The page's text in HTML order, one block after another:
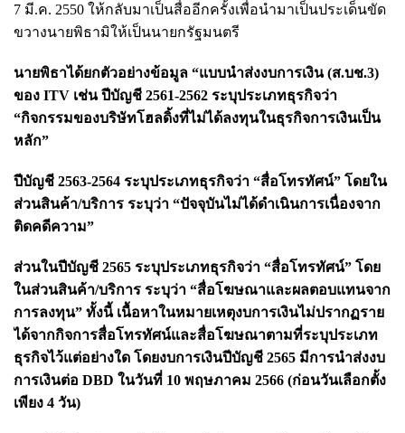
7 มี.ค. 2550 ให้กลับมาเป็นสื่ออีกครั้งเพื่อนำมาเป็นประเด็นขัด
ขวางนายพิธามิให้เป็นนายกรัฐมนตรี
นายพิธาได้ยกตัวอย่างข้อมูล “แบบนำส่งงบการเงิน (ส.บช.3)
ของ ITV เช่น ปีบัญชี 2561-2562 ระบุประเภทธุรกิจว่า
“กิจกรรมของบริษัทโฮลดิ้งที่ไม่ได้ลงทุนในธุรกิจการเงินเป็น
หลัก”
ปีบัญชี 2563-2564 ระบุประเภทธุรกิจว่า “สื่อโทรทัศน์” โดยใน
ส่วนสินค้า/บริการ ระบุว่า “ปัจจุบันไม่ได้ดำเนินการเนื่องจาก
ติดคดีความ”
ส่วนในปีบัญชี 2565 ระบุประเภทธุรกิจว่า “สื่อโทรทัศน์” โดย
ในส่วนสินค้า/บริการ ระบุว่า “สื่อโฆษณาและผลตอบแทนจาก
การลงทุน” ทั้งนี้ เนื้อหาในหมายเหตุงบการเงินไม่ปรากฏราย
ได้จากกิจการสื่อโทรทัศน์และสื่อโฆษณาตามที่ระบุประเภท
ธุรกิจไว้แต่อย่างใด โดยงบการเงินปีบัญชี 2565 มีการนำส่งงบ
การเงินต่อ DBD ในวันที่ 10 พฤษภาคม 2566 (ก่อนวันเลือกตั้ง
เพียง 4 วัน)